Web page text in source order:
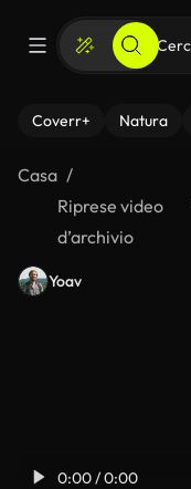
Coverr+ Natura
Casa
Riprese video
d’archivio
Yoav
0:00 / 0:00